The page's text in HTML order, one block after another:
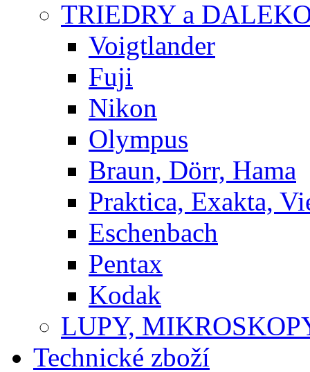
TRIEDRY a
Voigtlander
Fuji
Nikon
Olympus
Braun, Dörr, Hama
Praktica, Exakta,
Eschenbach
Pentax
Kodak
LUPY,
Technické zboží